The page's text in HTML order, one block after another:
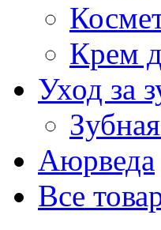
Крем
Уход за
Аюрведа
Все